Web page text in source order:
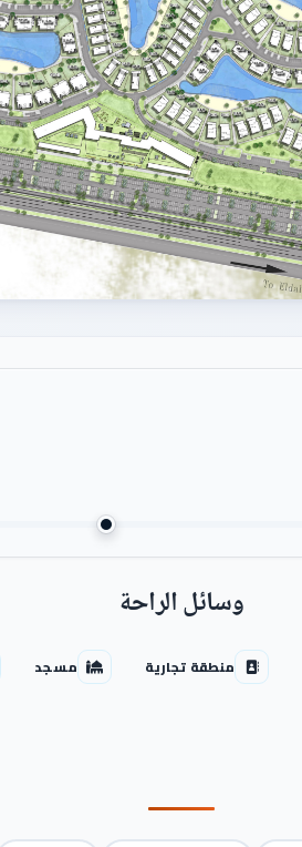
وسائل الراحة
منطقة تجارية مسجد